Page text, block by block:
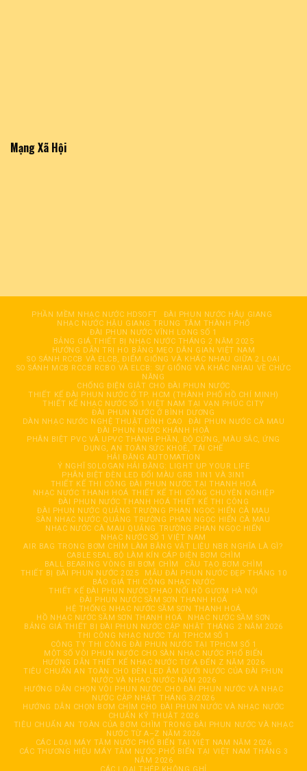
Mạng Xã Hội
PHẦN MỀM NHẠC NƯỚC HDSOFT
ĐÀI PHUN NƯỚC HÂỤ GIANG
NHẠC NƯỚC HẬU GIANG TRUNG TÂM THÀNH PHỐ
ĐÀI PHUN NƯỚC VĨNH LONG SỐ 1
BẢNG GIÁ THIẾT BỊ NHẠC NƯỚC THÁNG 2 NĂM 2025
HƯỚNG DẪN TRỊ HO BẰNG MẸO DÂN GIAN VIỆT NAM
SO SÁNH RCCB VÀ ELCB, ĐIỂM GIỐNG VÀ KHÁC NHAU GIỮA 2 LOẠI
SO SÁNH MCB RCCB RCBO VÀ ELCB: SỰ GIỐNG VÀ KHÁC NHAU VỀ CHỨC
NĂNG
CHỐNG ĐIỆN GIẬT CHO ĐÀI PHUN NƯỚC
THIẾT KẾ ĐÀI PHUN NƯỚC Ở TP. HCM (THÀNH PHỐ HỒ CHÍ MINH)
THIẾT KẾ NHẠC NƯỚC SỐ 1 VIỆT NAM TẠI VẠN PHÚC CITY
ĐÀI PHUN NƯỚC Ở BÌNH DƯƠNG
DÀN NHẠC NƯỚC NGHỆ THUẬT ĐỈNH CAO
ĐÀI PHUN NƯỚC CÀ MAU
ĐÀI PHUN NƯỚC KHÁNH HOÀ
PHÂN BIỆT PVC VÀ UPVC THÀNH PHẦN, ĐỘ CỨNG, MÀU SẮC, ỨNG
DỤNG, AN TOÀN SỨC KHOẺ, TÁI CHẾ
HẢI ĐĂNG AUTOMATION
Ý NGHĨ SOLOGAN HẢI ĐĂNG: LIGHT UP YOUR LIFE
PHÂN BIỆT ĐÈN LED ĐỔI MÀU GRB 1IN1 VÀ 3IN1
THIẾT KẾ THI CÔNG ĐÀI PHUN NƯỚC TẠI THANH HOÁ
NHẠC NƯỚC THANH HOÁ THIẾT KẾ THI CÔNG CHUYÊN NGHIỆP
ĐÀI PHUN NƯỚC THANH HOÁ THIẾT KẾ THI CÔNG
ĐÀI PHUN NƯỚC QUẢNG TRƯỜNG PHAN NGỌC HIỂN CÀ MAU
SÀN NHẠC NƯỚC QUẢNG TRƯỜNG PHAN NGỌC HIỂN CÀ MAU
NHẠC NƯỚC CÀ MAU QUẢNG TRƯỜNG PHAN NGỌC HIỂN
NHẠC NƯỚC SỐ 1 VIỆT NAM
AIR BAG TRONG BƠM CHÌM LÀM BẰNG VẬT LIỆU NBR NGHĨA LÀ GÌ?
CABLE SEAL BỘ LÀM KÍN CÁP ĐIỆN BƠM CHÌM
BALL BEARING VÒNG BI BƠM CHÌM
CẦU TẠO BƠM CHÌM
THIẾT BỊ ĐÀI PHUN NƯỚC 2025
MẪU ĐÀI PHUN NƯỚC ĐẸP THÁNG 10
BÁO GIÁ THI CÔNG NHẠC NƯỚC
THIẾT KẾ ĐÀI PHUN NƯỚC PHAO NỔI HỒ GƯƠM HÀ NỘI
ĐÀI PHUN NƯỚC SẦM SƠN THANH HOÁ
HỆ THỐNG NHẠC NƯỚC SẦM SƠN THANH HOÁ
HỒ NHẠC NƯỚC SẦM SƠN THANH HOÁ
NHẠC NƯỚC SẦM SƠN
BẢNG GIÁ THIẾT BỊ ĐÀI PHUN NƯỚC CẬP NHẬT THÁNG 2 NĂM 2026
THI CÔNG NHẠC NƯỚC TẠI TPHCM SỐ 1
CÔNG TY THI CÔNG ĐÀI PHUN NƯỚC TẠI TPHCM SỐ 1
MỘT SỐ VÒI PHUN NƯỚC CHO SÀN NHẠC NƯỚC PHỔ BIẾN
HƯỚNG DẪN THIẾT KẾ NHẠC NƯỚC TỪ A ĐẾN Z NĂM 2026
TIÊU CHUẨN AN TOÀN CHO ĐÈN LED ÂM DƯỚI NƯỚC CỦA ĐÀI PHUN
NƯỚC VÀ NHẠC NƯỚC NĂM 2026
HƯỚNG DẪN CHỌN VÒI PHUN NƯỚC CHO ĐÀI PHUN NƯỚC VÀ NHẠC
NƯỚC CẬP NHẬT THÁNG 3/2026
HƯỚNG DẪN CHỌN BƠM CHÌM CHO ĐÀI PHUN NƯỚC VÀ NHẠC NƯỚC
CHUẨN KỸ THUẬT 2026
TIÊU CHUẨN AN TOÀN CỦA BƠM CHÌM TRONG ĐÀI PHUN NƯỚC VÀ NHẠC
NƯỚC TỪ A–Z NĂM 2026
CÁC LOẠI MÁY TĂM NƯỚC PHỔ BIẾN TẠI VIỆT NAM NĂM 2026
CÁC THƯƠNG HIỆU MÁY TĂM NƯỚC PHỔ BIẾN TẠI VIỆT NAM THÁNG 3
NĂM 2026
CÁC LOẠI THÉP KHÔNG GHỈ